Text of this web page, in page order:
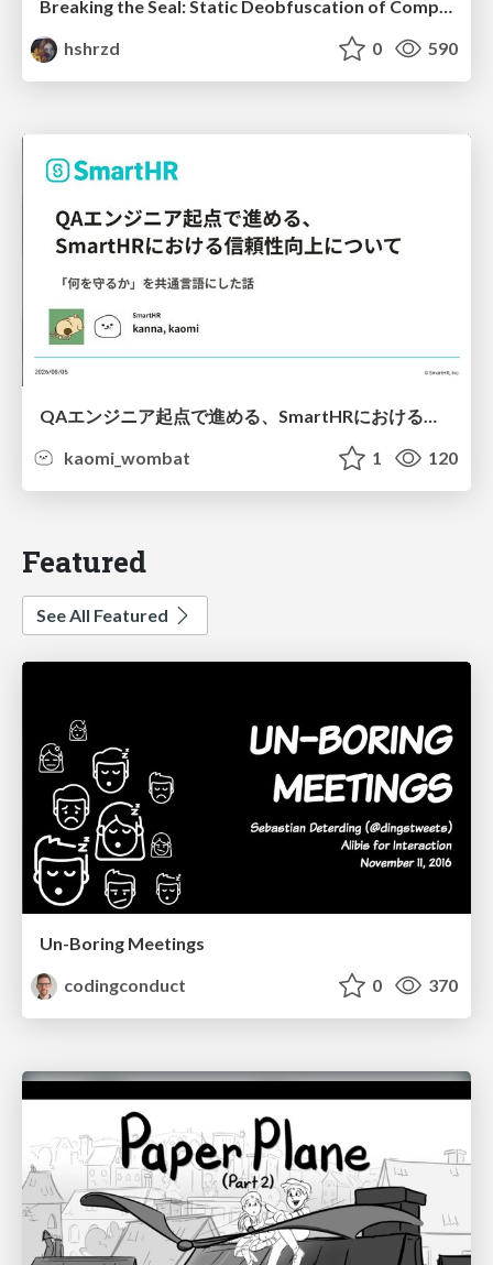
hshrzd
0 590
QAエンジニア起点で進める、SmartHRにおける信頼性向上について
kaomi_wombat
1 120
Featured
See All Featured
Un-Boring Meetings
codingconduct
0 370